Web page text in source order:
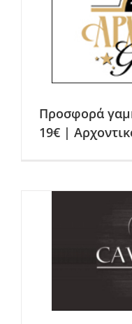
Προσφορά
19€ |